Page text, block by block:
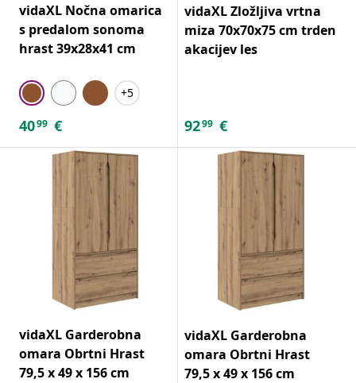
vidaXL Nočna omarica
s predalom sonoma
hrast 39x28x41 cm
+5
4099 €
vidaXL Zložljiva vrtna
miza 70x70x75 cm trden
akacijev les
9299 €
vidaXL Garderobna
omara Obrtni Hrast
79,5 x 49 x 156 cm
vidaXL Garderobna
omara Obrtni Hrast
79,5 x 49 x 156 cm